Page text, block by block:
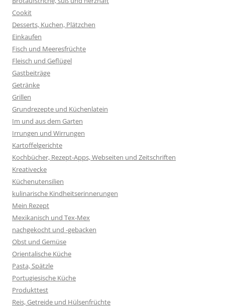
Cookit
Desserts, Kuchen, Plätzchen
Einkaufen
Fisch und Meeresfrüchte
Fleisch und Geflügel
Gastbeiträge
Getränke
Grillen
Grundrezepte und Küchenlatein
Im und aus dem Garten
Irrungen und Wirrungen
Kartoffelgerichte
Kochbücher, Rezept-Apps, Webseiten und Zeitschriften
Kreativecke
Küchenutensilien
kulinarische Kindheitserinnerungen
Mein Rezept
Mexikanisch und Tex-Mex
nachgekocht und -gebacken
Obst und Gemüse
Orientalische Küche
Pasta, Spätzle
Portugiesische Küche
Produkttest
Reis, Getreide und Hülsenfrüchte